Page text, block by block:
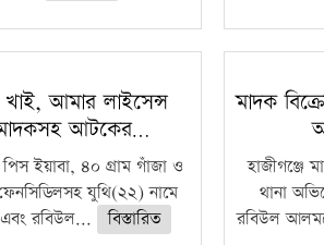
আমার লাইসেন্স
আটকের…
ইয়াবা, ৪০ গ্রাম গাঁজা ও
যুথি(২২) নামে
রবিউল...
বিস্তারিত
মাদক
হাজীগঞ্জে
থানা
রবিউল